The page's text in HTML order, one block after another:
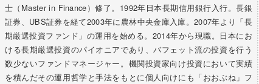
士（Master in Finance）修了。1992年日本長期信用銀行入行。長銀
証券、UBS証券を経て2003年に農林中央金庫入庫。2007年より「長
期厳選投資ファンド」の運用を始める。2014年から現職。日本にお
ける長期厳選投資のパイオニアであり、バフェット流の投資を行う
数少ないファンドマネージャー。機関投資家向け投資において実績
を積んだその運用哲学と手法をもとに個人向けにも「おおぶね」フ